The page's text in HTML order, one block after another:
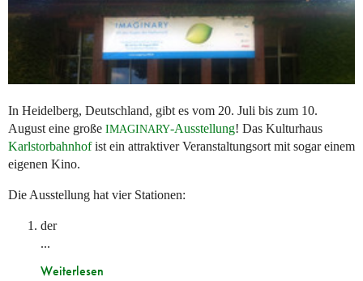
In Heidelberg, Deutschland, gibt es vom 20. Juli bis zum 10.
August eine große IMAGINARY-Ausstellung! Das Kulturhaus
Karlstorbahnhofist ein attraktiver Veranstaltungsort mit sogar einem
eigenen Kino.
Die Ausstellung hat vier Stationen:
der
...
Weiterlesen